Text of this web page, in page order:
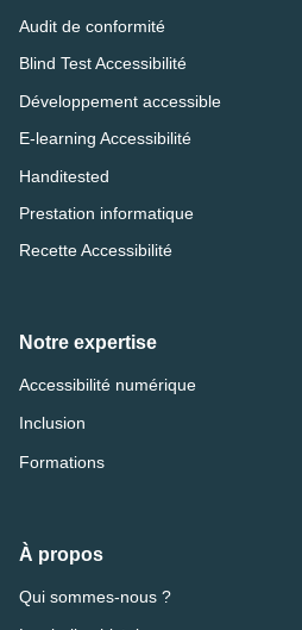
Audit de conformité
Blind Test Accessibilité
Développement accessible
E-learning Accessibilité
Handitested
Prestation informatique
Recette Accessibilité
Notre expertise
Accessibilité numérique
Inclusion
Formations
À propos
Qui sommes-nous ?